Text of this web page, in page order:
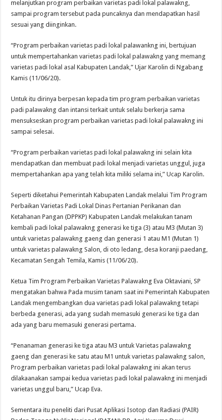
melanjutkan program perbaikan varietas padi lokal palawakng,
sampai program tersebut pada puncaknya dan mendapatkan hasil
sesuai yang diinginkan.
“Program perbaikan varietas padi lokal palawankng ini, bertujuan
untuk mempertahankan varietas padi lokal palawakng yang memang
varietas padi lokal asal Kabupaten Landak,” Ujar Karolin di Ngabang
Kamis (11/06/20).
Untuk itu dirinya berpesan kepada tim program perbaikan varietas
padi palawakng dan intansi terkait untuk selalu berkerja sama
mensukseskan program perbaikan varietas padi lokal palawakng ini
sampai selesai.
“Program perbaikan varietas padi lokal palawakng ini selain kita
mendapatkan dan membuat padi lokal menjadi varietas unggul, juga
mempertahankan apa yang telah kita miliki selama ini,” Ucap Karolin.
Seperti diketahui Pemerintah Kabupaten Landak melalui Tim Program
Perbaikan Varietas Padi Lokal Dinas Pertanian Perikanan dan
Ketahanan Pangan (DPPKP) Kabupaten Landak melakukan tanam
kembali padi lokal palawakng generasi ke tiga (3) atau M3 (Mutan 3)
untuk varietas palawakng gaeng dan generasi 1 atau M1 (Mutan 1)
untuk varietas palawakng Salon, di oto ledang, desa koranji paedang,
Kecamatan Sengah Temila, Kamis (11/06/20).
Ketua Tim Program Perbaikan Varietas Palawakng Eva Oktaviani, SP
mengatakan bahwa Pada musim tanam saat ini Pemerintah Kabupaten
Landak mengembangkan dua varietas padi lokal palawakng tetapi
berbeda generasi, ada yang sudah memasuki generasi ke tiga dan
ada yang baru memasuki generasi pertama.
“Penanaman generasi ke tiga atau M3 untuk Varietas palawakng
gaeng dan generasi ke satu atau M1 untuk varietas palawakng salon,
Program perbaikan varietas padi lokal palawakng ini akan terus
dilakaanakan sampai kedua varietas padi lokal palawakng ini menjadi
varietas unggul baru,” Ucap Eva.
Sementara itu peneliti dari Pusat Aplikasi Isotop dan Radiasi (PAIR)